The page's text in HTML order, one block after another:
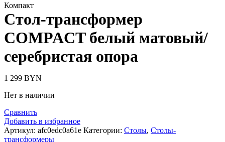
Компакт
Стол-трансформер
COMPACT белый матовый/
серебристая опора
1 299 BYN
Нет в наличии
Сравнить
Добавить в избранное
Артикул: afc0edc0a61e Категории: Столы, Столы-
трансформеры